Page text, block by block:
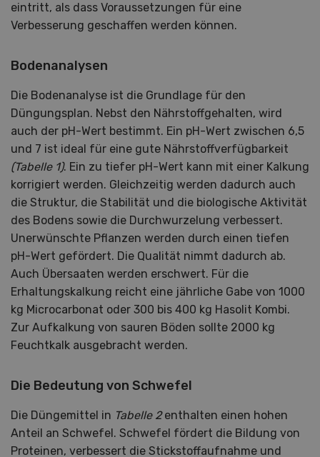
eintritt, als dass Voraussetzungen für eine
Verbesserung geschaffen werden können.
Bodenanalysen
Die Bodenanalyse ist die Grundlage für den
Düngungsplan. Nebst den Nährstoffgehalten, wird
auch der pH-Wert bestimmt. Ein pH-Wert zwischen 6,5
und 7 ist ideal für eine gute Nährstoffverfügbarkeit
(Tabelle 1). Ein zu tiefer pH-Wert kann mit einer Kalkung
korrigiert werden. Gleichzeitig werden dadurch auch
die Struktur, die Stabilität und die biologische Aktivität
des Bodens sowie die Durchwurzelung verbessert.
Unerwünschte Pflanzen werden durch einen tiefen
pH-Wert gefördert. Die Qualität nimmt dadurch ab.
Auch Übersaaten werden erschwert. Für die
Erhaltungskalkung reicht eine jährliche Gabe von 1000
kg Microcarbonat oder 300 bis 400 kg Hasolit Kombi.
Zur Aufkalkung von sauren Böden sollte 2000 kg
Feuchtkalk ausgebracht werden.
Die Bedeutung von Schwefel
Die Düngemittel in Tabelle 2enthalten einen hohen
Anteil an Schwefel. Schwefel fördert die Bildung von
Proteinen, verbessert die Stickstoffaufnahme und